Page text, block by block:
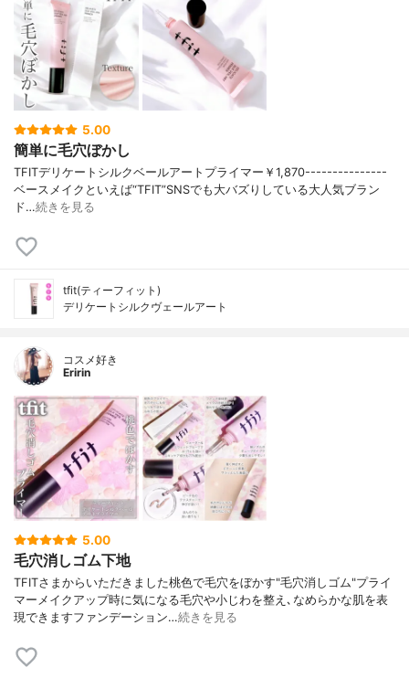
5.00
簡単に毛穴ぼかし
TFITデリケートシルクベールアートプライマー￥1,870---------------
ベースメイクといえば“TFIT”SNSでも大バズりしている大人気ブラン
ド…続きを見る
tfit(ティーフィット)
デリケートシルクヴェールアート
コスメ好き
Eririn
5.00
毛穴消しゴム下地
TFITさまからいただきました桃色で毛穴をぼかす"毛穴消しゴム"プライ
マーメイクアップ時に気になる毛穴や小じわを整え､なめらかな肌を表
現できますファンデーション…続きを見る